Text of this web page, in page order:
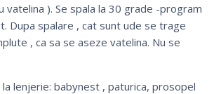
vatelina ). Se spala la 30 grade -program
Dupa spalare , cat sunt ude se trage
, ca sa se aseze vatelina. Nu se
lenjerie: babynest , paturica, prosopel